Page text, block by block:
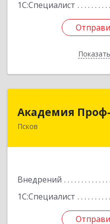
1С:Специалист
Академия
Псков
Внедрений
1С:Специалист
180004, Псковская